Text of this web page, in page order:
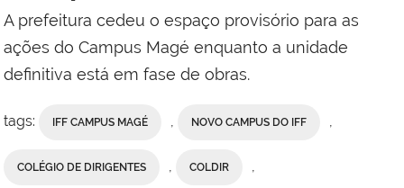
A prefeitura cedeu o espaço provisório para as
ações do Campus Magé enquanto a unidade
definitiva está em fase de obras.
tags: IFF CAMPUS MAGÉ NOVO CAMPUS DO IFF
COLÉGIO DE DIRIGENTES COLDIR